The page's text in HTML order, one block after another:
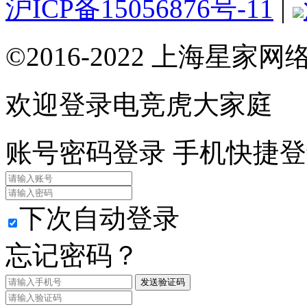
沪ICP备15056876号-11 |
©2016-2022 上海星家网
欢迎登录电竞虎大家庭
账号密码登录 手机快捷
下次自动登录
忘记密码？
发送验证码